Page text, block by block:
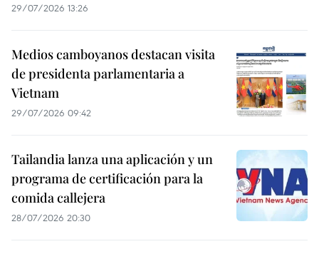
29/07/2026 13:26
Medios camboyanos destacan visita
de presidenta parlamentaria a
Vietnam
29/07/2026 09:42
Tailandia lanza una aplicación y un
programa de certificación para la
comida callejera
28/07/2026 20:30